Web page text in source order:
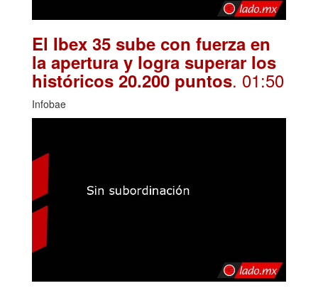
El Ibex 35 sube con fuerza en
la apertura y logra superar los
históricos 20.200 puntos. 01:50
Infobae